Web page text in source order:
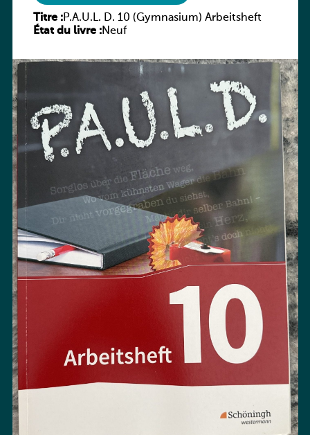
Titre :
P.A.U.L. D. 10 (Gymnasium) Arbeitsheft
État du livre :Neuf